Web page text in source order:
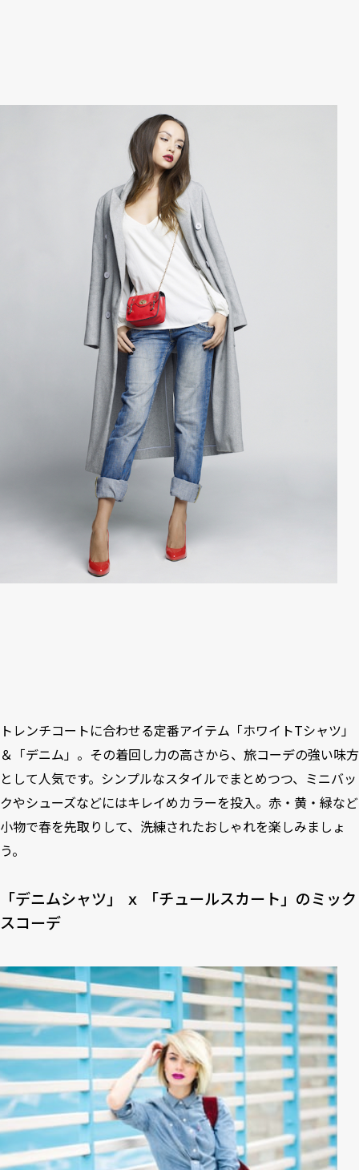
トレンチコートに合わせる定番アイテム「ホワイトTシャツ」
＆「デニム」。その着回し力の高さから、旅コーデの強い味方
として人気です。シンプルなスタイルでまとめつつ、ミニバッ
クやシューズなどにはキレイめカラーを投入。赤・黄・緑など
小物で春を先取りして、洗練されたおしゃれを楽しみましょ
う。
「デニムシャツ」 ｘ 「チュールスカート」のミック
スコーデ